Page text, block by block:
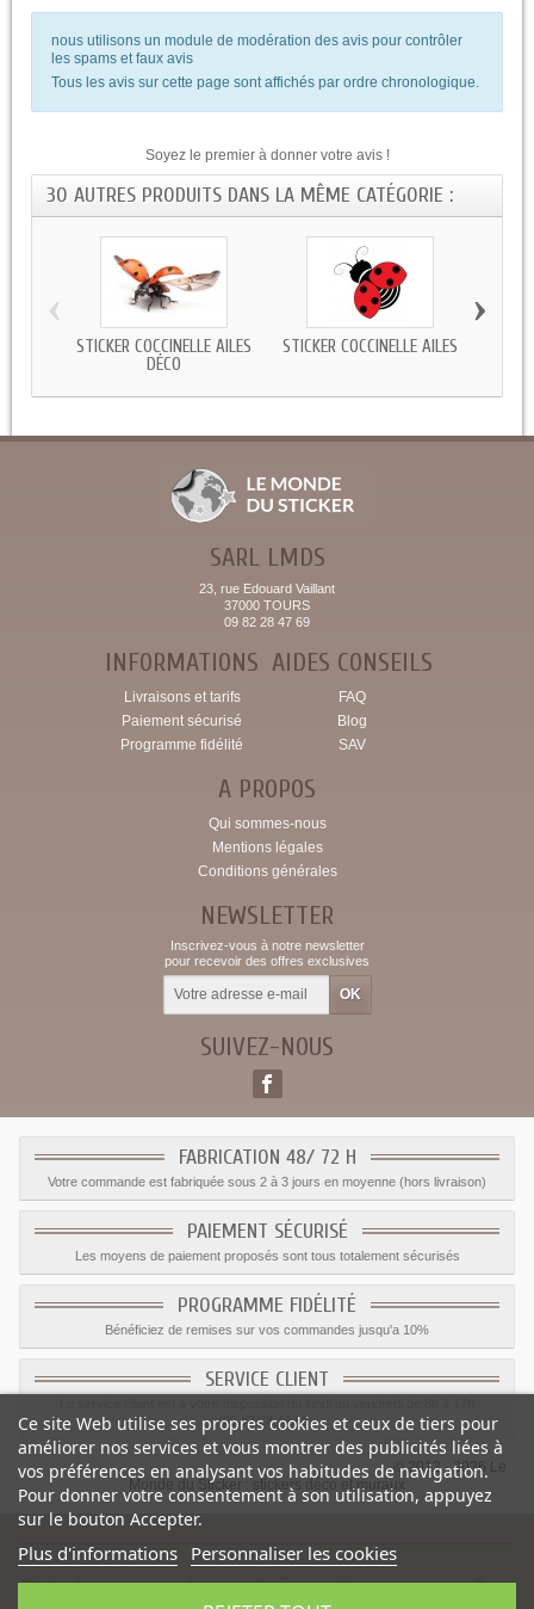
nous utilisons un module de modération des avis pour contrôler
les spams et faux avis
Tous les avis sur cette page sont affichés par ordre chronologique.
Soyez le premier à donner votre avis !
30 AUTRES PRODUITS DANS LA MÊME CATÉGORIE :
STICKER COCCINELLE AILES
DÉCO
STICKER COCCINELLE AILES
‹ ›
SARL LMDS
23, rue Edouard Vaillant
37000 TOURS
09 82 28 47 69
INFORMATIONS
Livraisons et tarifs
Paiement sécurisé
Programme fidélité
AIDES CONSEILS
FAQ
Blog
SAV
A PROPOS
Qui sommes-nous
Mentions légales
Conditions générales
NEWSLETTER
Inscrivez-vous à notre newsletter
pour recevoir des offres exclusives
SUIVEZ-NOUS
FABRICATION 48/ 72 H
Votre commande est fabriquée sous 2 à 3 jours en moyenne (hors livraison)
PAIEMENT SÉCURISÉ
Les moyens de paiement proposés sont tous totalement sécurisés
PROGRAMME FIDÉLITÉ
Bénéficiez de remises sur vos commandes jusqu'a 10%
SERVICE CLIENT
09.82.28.47.69.
© 2012 - 2026 Le
Monde du Sticker :
stickers déco et muraux
Sticker Insectes verre de terre-Catégorie:Stickers Insectes-Prix:
Ce site Web utilise ses propres cookies et ceux de tiers pour
améliorer nos services et vous montrer des publicités liées à
vos préférences en analysant vos habitudes de navigation.
Pour donner votre consentement à son utilisation, appuyez
sur le bouton Accepter.
Plus d'informations Personnaliser les cookies